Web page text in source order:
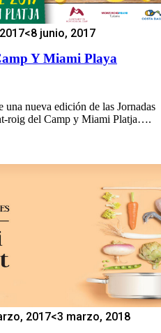
<8 junio, 2017
Y Miami Playa
nueva edición de las Jornadas
roig del Camp y Miami Platja….
2017<3 marzo, 2018